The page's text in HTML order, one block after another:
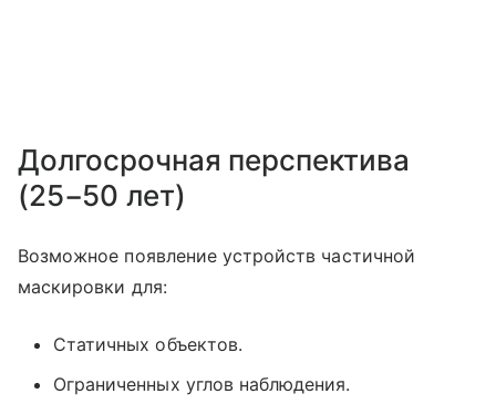
Долгосрочная перспектива
(25−50 лет)
Возможное появление устройств частичной
маскировки для:
Статичных объектов.
Ограниченных углов наблюдения.